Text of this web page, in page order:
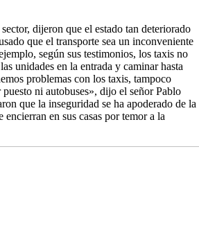
dijeron que el estado tan deteriorado
que el transporte sea un inconveniente
según sus testimonios, los taxis no
unidades en la entrada y caminar hasta
problemas con los taxis, tampoco
ni autobuses», dijo el señor Pablo
que la inseguridad se ha apoderado de la
encierran en sus casas por temor a la